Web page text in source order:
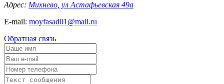
Адрес: Михнево, ул Астафьевская 49а
E-mail: moyfasad01@mail.ru
Обратная связь